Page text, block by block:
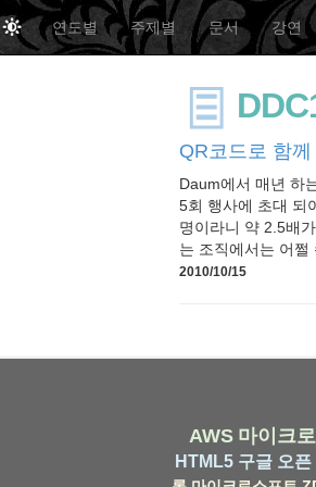
연도별 주제별 문서 강연
QR코드로 함께
Daum에서 매년 하
5회 행사에 초대 되
명이라니 약 2.5배
는 조직에서는 어쩔
2010/10/15
AWS 마이크
HTML5 구글 오픈